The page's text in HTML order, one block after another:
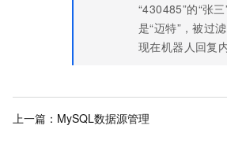
“430485”的“张
是“迈特”，被过
现在机器人回复
上一篇： MySQL数据源管理